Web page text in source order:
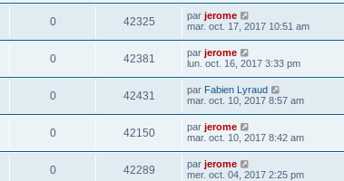
0 42325 par jerome
mar. oct. 17, 2017 10:51 am
0 42381 par jerome
lun. oct. 16, 2017 3:33 pm
0 42431 par Fabien Lyraud
mar. oct. 10, 2017 8:57 am
0 42150 par jerome
mar. oct. 10, 2017 8:42 am
0 42289 par jerome
mer. oct. 04, 2017 2:25 pm